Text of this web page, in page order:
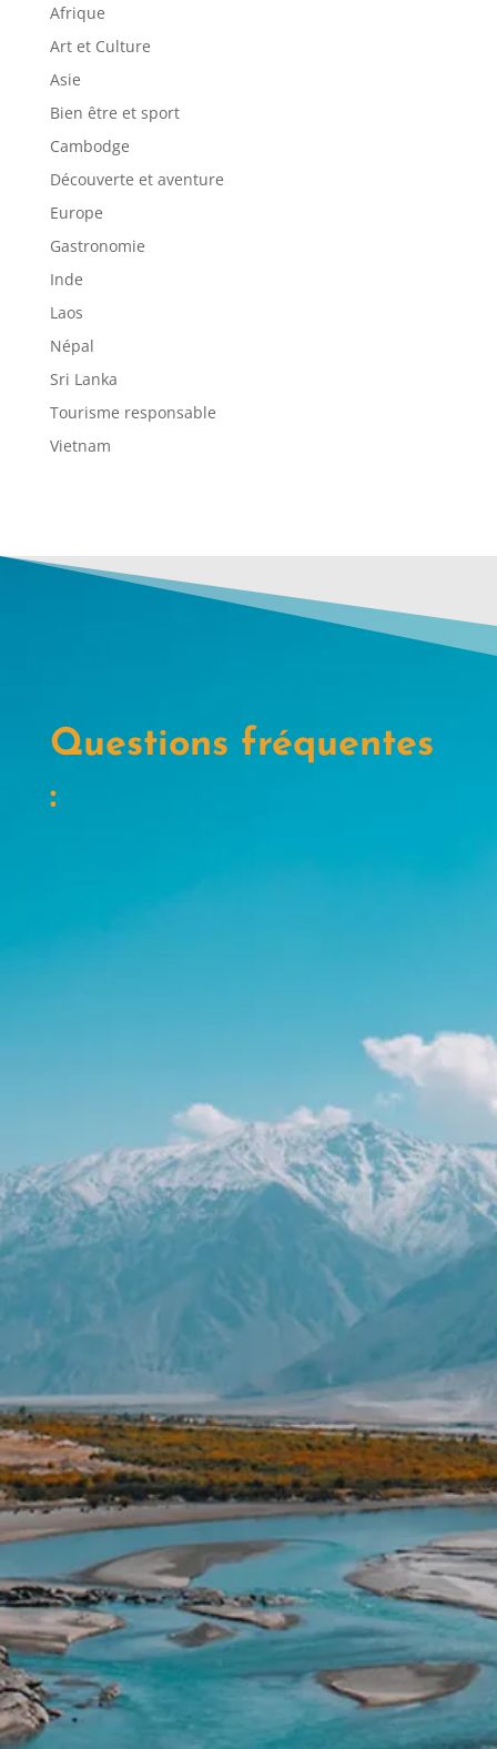
Afrique
Art et Culture
Asie
Bien être et sport
Cambodge
Découverte et aventure
Europe
Gastronomie
Inde
Laos
Népal
Sri Lanka
Tourisme responsable
Vietnam
Questions fréquentes
:
Voiture avec chauffeur
Petit déjeuner
Diner
Les visites, selon le programme
Le entrées des sites
francophone/ anglophone.
Assurance rapatriement.
Qu'est ce qui n'est pas inclus ?
Assurances annulation
Les boissons
Les pourboires – Guides: chauffeur/
bagagistes.
Les frais de visa.
Les boissons alcool.
Les excursions non mentionnées dans